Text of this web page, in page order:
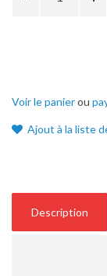
Voir le panierou
Ajout à la liste
Description